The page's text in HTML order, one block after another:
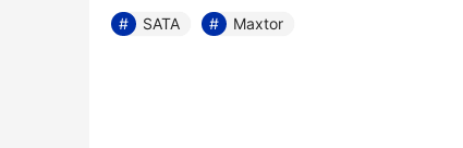
元。两者都有14块硬盘，这就是说平均每TB
迹象表明SATA II驱动器已经超过FC，特别
SATA Maxtor